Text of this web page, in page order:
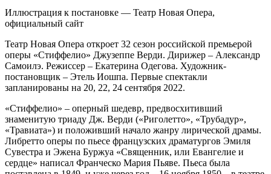
Иллюстрация к постановке — Театр Новая Опера,
официальный сайт
Театр Новая Опера откроет 32 сезон российской премьерой
оперы «Стиффелио» Джузеппе Верди. Дирижер – Александр
Самоилэ. Режиссер – Екатерина Одегова. Художник-
постановщик – Этель Иошпа. Первые спектакли
запланированы на 20, 22, 24 сентября 2022.
«Стиффелио» – оперный шедевр, предвосхитивший
знаменитую триаду Дж. Верди («Риголетто», «Трубадур»,
«Травиата») и положивший начало жанру лирической драмы.
Либретто оперы по пьесе французских драматургов Эмиля
Сувестра и Эжена Буржуа «Священник, или Евангелие и
сердце» написал Франческо Мария Пьяве. Пьеса была